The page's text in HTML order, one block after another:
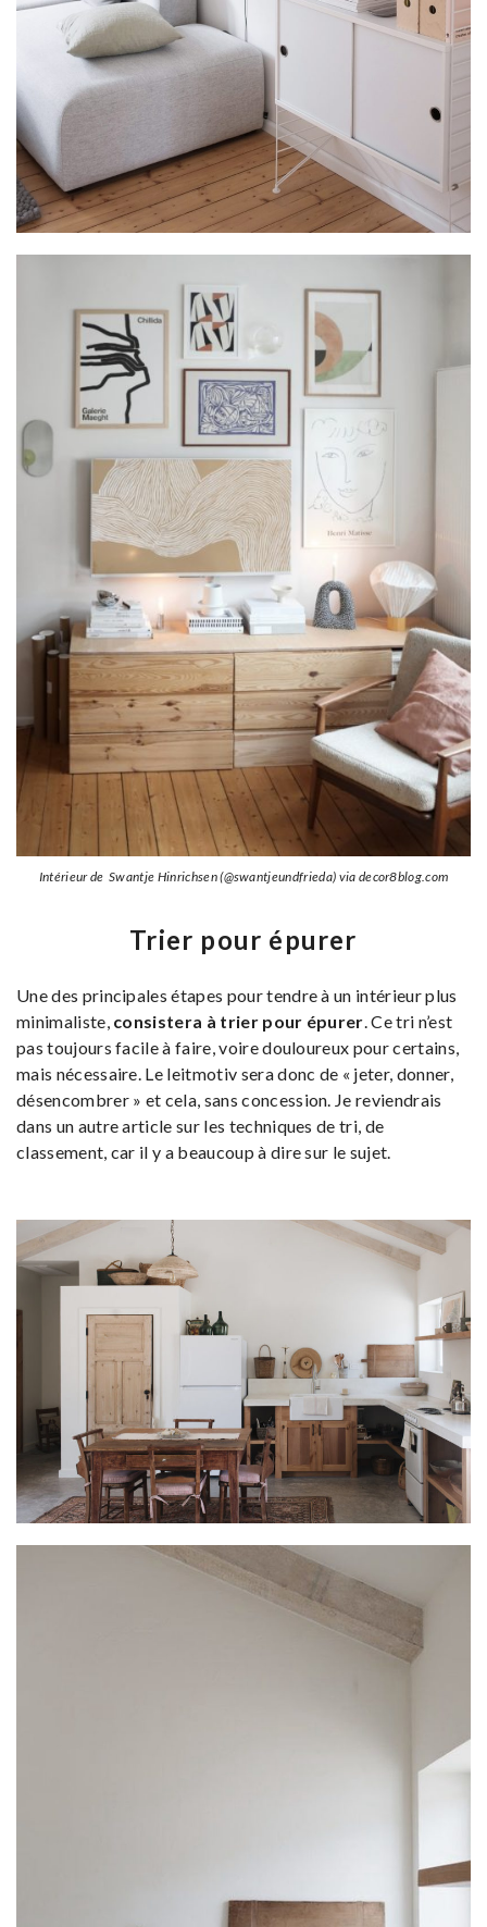
Intérieur de Swantje Hinrichsen (@swantjeundfrieda) via decor8blog.com
Trier pour épurer
Une des principales étapes pour tendre à un intérieur plus
minimaliste, consistera à trier pour épurer. Ce tri n’est
pas toujours facile à faire, voire douloureux pour certains,
mais nécessaire. Le leitmotiv sera donc de « jeter, donner,
désencombrer » et cela, sans concession. Je reviendrais
dans un autre article sur les techniques de tri, de
classement, car il y a beaucoup à dire sur le sujet.